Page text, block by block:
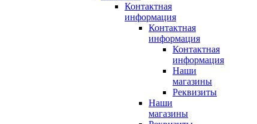
Контактная
информация
Контактная
информация
Контактная
информация
Наши
магазины
Реквизиты
Наши
магазины